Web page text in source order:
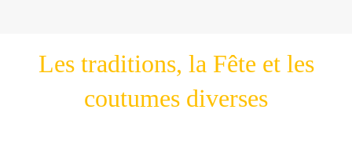
Les traditions, la Fête et les
coutumes diverses